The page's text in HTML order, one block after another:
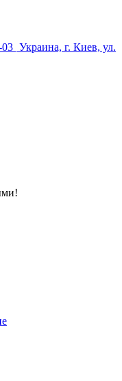
03 Украина, г. Киев, ул.